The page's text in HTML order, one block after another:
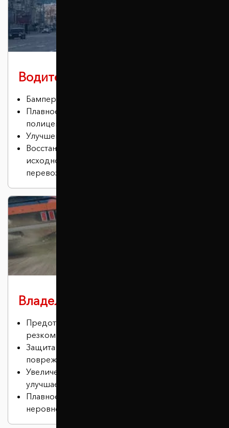
Водителю в городе
Бампер не задевает бордюры.
Плавное преодоление лежачих
полицейских.
Улучшение проходимости
Восстановление положения кузова в
исходное состояние (актуально для
перевозки грузов или установки ГБО).
Владельцам спорткаров
Предотвращение эффекта кивка при
резком торможении.
Защита нижней части автомобиля от
повреждений.
Увеличение дорожного просвета, что
улучшает проходимость.
Плавное и бесшумное преодоление
неровностей.